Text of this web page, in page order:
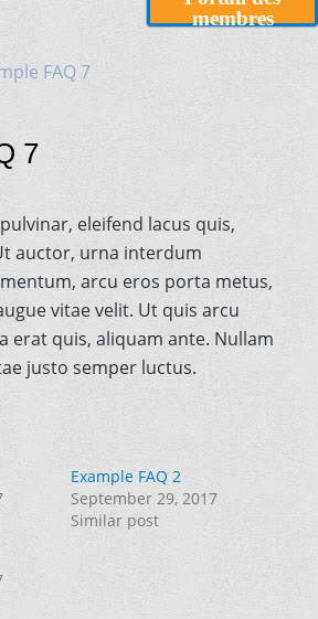
membres
FAQ 7
7
eleifend lacus quis,
auctor, urna interdum
arcu eros porta metus,
vitae velit. Ut quis arcu
erat quis, aliquam ante. Nullam
justo semper luctus.
Example FAQ 2
September 29, 2017
Similar post